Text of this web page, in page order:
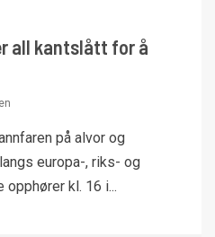
all kantslått for å
på alvor og
europa-, riks- og
kl. 16 i...